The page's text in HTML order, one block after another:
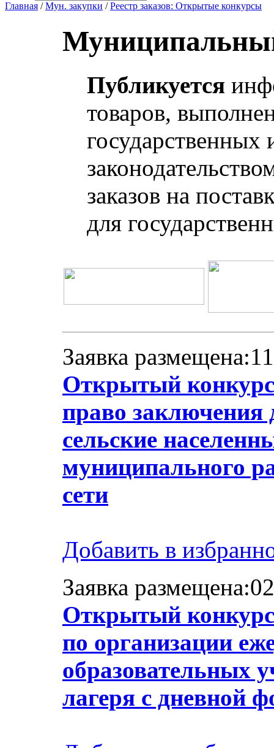
Главная /Мун. закупки /Реестр заказов: Открытые конкурсы
Публикуется
товаров,
заказов на
для
Заявка
Открытый
право заключения
сельские
муниципального
сети
Добавить в
Заявка
Открытый конкурс
по организации
образовательных
лагеря с дневной